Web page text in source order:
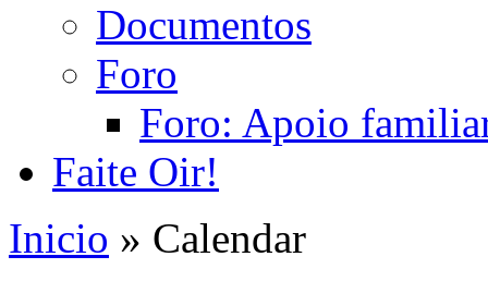
Documentos
Foro
Foro: Apoio
Faite Oir!
Inicio » Calendar